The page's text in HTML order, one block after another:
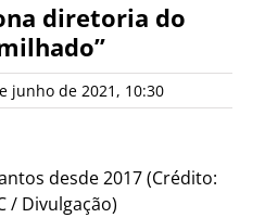
diretoria do
junho de 2021, 10:30
desde 2017 (Crédito:
/ Divulgação)